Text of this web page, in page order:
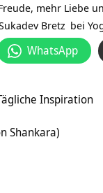
mehr Liebe
Bretz bei
WhatsApp
Inspiration
Shankara)